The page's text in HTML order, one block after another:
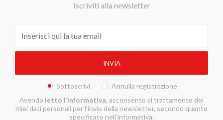
Iscriviti alla newsletter
Sottoscrivi
Annulla registrazione
Avendo letto l’informativa, acconsento al trattamento dei
miei dati personali per l’invio della newsletter, secondo quanto
specificato nell’informativa.